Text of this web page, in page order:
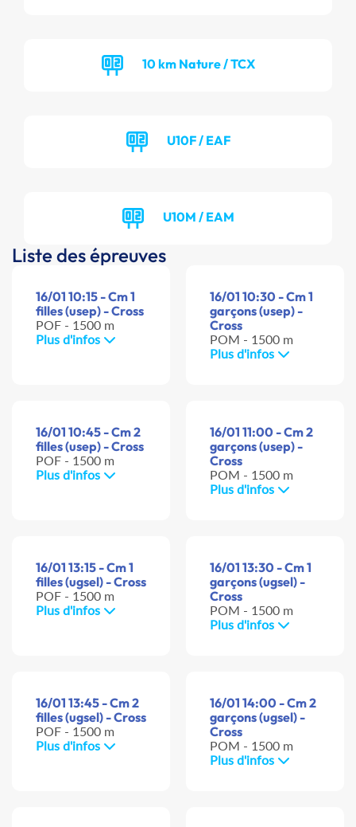
10 km Nature / TCX
U10F / EAF
U10M / EAM
Liste des épreuves
16/01 10:15 - Cm 1
filles (usep) - Cross
POF - 1500 m
Plus d'infos
16/01 10:30 - Cm 1
garçons (usep) -
Cross
POM - 1500 m
Plus d'infos
16/01 10:45 - Cm 2
filles (usep) - Cross
POF - 1500 m
Plus d'infos
16/01 11:00 - Cm 2
garçons (usep) -
Cross
POM - 1500 m
Plus d'infos
16/01 13:15 - Cm 1
filles (ugsel) - Cross
POF - 1500 m
Plus d'infos
16/01 13:30 - Cm 1
garçons (ugsel) -
Cross
POM - 1500 m
Plus d'infos
16/01 13:45 - Cm 2
filles (ugsel) - Cross
POF - 1500 m
Plus d'infos
16/01 14:00 - Cm 2
garçons (ugsel) -
Cross
POM - 1500 m
Plus d'infos